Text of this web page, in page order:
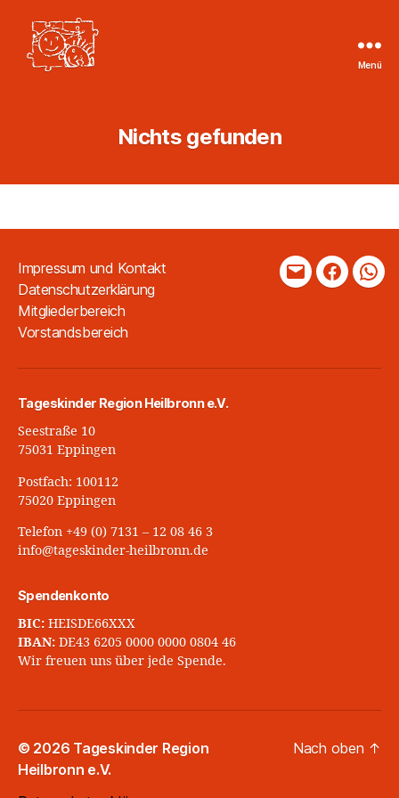
Menü
Nichts gefunden
Impressum und Kontakt
Datenschutzerklärung
Mitgliederbereich
Vorstandsbereich
Mail
Tageskinder Region Heilbronn e.V.
Seestraße 10
75031 Eppingen
Postfach: 100112
75020 Eppingen
Telefon +49 (0) 7131 – 12 08 46 3
info@tageskinder-heilbronn.de
Spendenkonto
BIC: HEISDE66XXX
IBAN: DE43 6205 0000 0000 0804 46
Wir freuen uns über jede Spende.
© 2026 Tageskinder Region
Heilbronn e.V.
Nach oben ↑